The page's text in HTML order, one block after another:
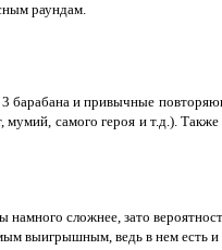
раундам.
барабана и привычные
самого героя и т.д.).
сложнее, зато
выигрышным, ведь в нем есть